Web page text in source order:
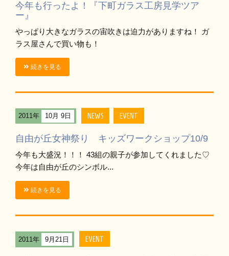
今年も行ったよ！『下町ガラス工房見学ツア
ー』
やっぱり大きなガラスの宙吹きは迫力がありますね！ ガ
ラス屋さんで買い物も！
続きを見る
2011年 10月 9日 NEWS EVENT
自由が丘女神祭り キッズワークショップ10/9
今年も大盛況！！！ 43組の親子が参加してくれました♡
今年は自由が丘のシンボル...
続きを見る
2011年 9月21日 EVENT